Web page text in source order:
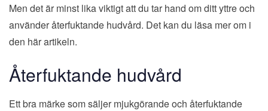
Men det är minst lika viktigt att du tar hand om ditt yttre och
använder återfuktande hudvård. Det kan du läsa mer om i
den här artikeln.
Återfuktande hudvård
Ett bra märke som säljer mjukgörande och återfuktande